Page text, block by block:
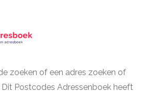
zoeken of een adres zoeken of
Postcodes Adressenboek heeft